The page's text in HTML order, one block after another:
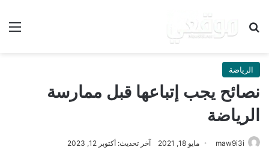
بحث عن
الرياضة
نصائح يجب إتباعها قبل ممارسة
الرياضة
maw9i3i مايو 18, 2021 آخر تحديث: أكتوبر 12, 2023